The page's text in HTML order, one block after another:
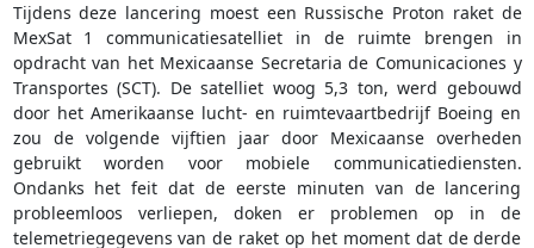
Tijdens deze lancering moest een Russische Proton raket de
MexSat 1 communicatiesatelliet in de ruimte brengen in
opdracht van het Mexicaanse Secretaria de Comunicaciones y
Transportes (SCT). De satelliet woog 5,3 ton, werd gebouwd
door het Amerikaanse lucht- en ruimtevaartbedrijf Boeing en
zou de volgende vijftien jaar door Mexicaanse overheden
gebruikt worden voor mobiele communicatiediensten.
Ondanks het feit dat de eerste minuten van de lancering
probleemloos verliepen, doken er problemen op in de
telemetriegegevens van de raket op het moment dat de derde